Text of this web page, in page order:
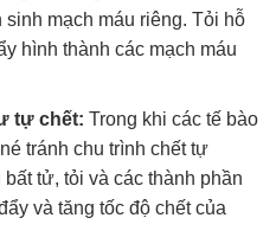
mạch máu riêng. Tỏi hỗ
hình thành các mạch máu
tự chết: Trong khi các tế bào
tránh chu trình chết tự
tử, tỏi và các thành phần
và tăng tốc độ chết của